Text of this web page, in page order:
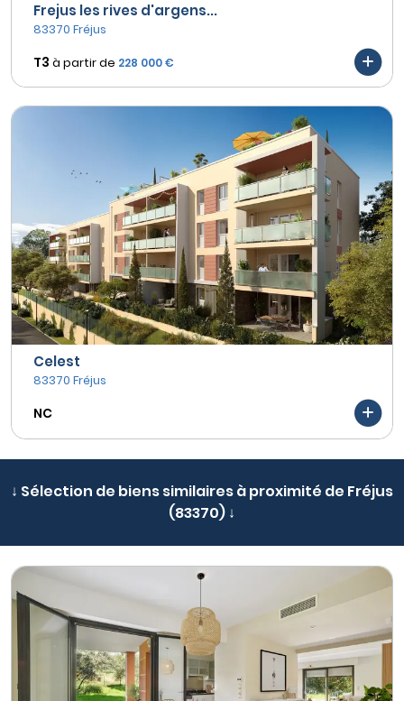
Frejus les rives d'argens...
83370 Fréjus
T3 à partir de 228 000 €
Celest
83370 Fréjus
NC
↓ Sélection de biens similaires à proximité de Fréjus
(83370) ↓